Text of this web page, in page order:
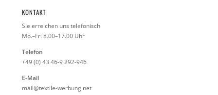
KONTAKT
Sie erreichen uns telefonisch
Mo.–Fr. 8.00–17.00 Uhr
Telefon
+49 (0) 43 46-9 292-946
E-Mail
mail@textile-werbung.net